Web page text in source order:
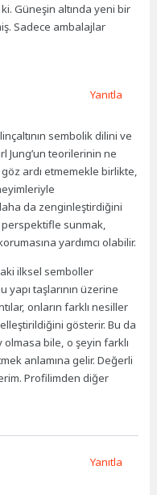
Güneşin altında yeni bir
Sadece ambalajlar
sembolik dilini ve
Jung’un teorilerinin ne
ardı etmemekle birlikte,
da zenginleştirdiğini
sunmak,
yardımcı olabilir.
ilksel semboller
yapı taşlarının üzerine
onların farklı nesiller
gösterir. Bu da
olmasa bile, o şeyin farklı
anlamına gelir. Değerli
Profilimden diğer
Yanıtla
Yanıtla